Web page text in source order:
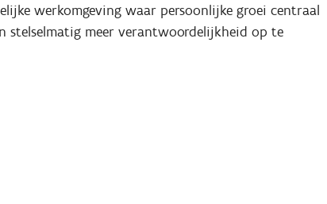
werkomgeving waar persoonlijke groei centraal
meer verantwoordelijkheid op te